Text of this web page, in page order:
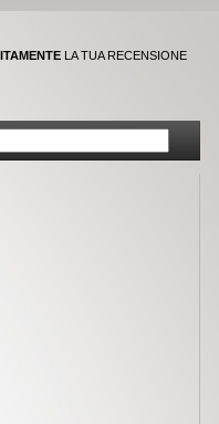
LA TUA RECENSIONE